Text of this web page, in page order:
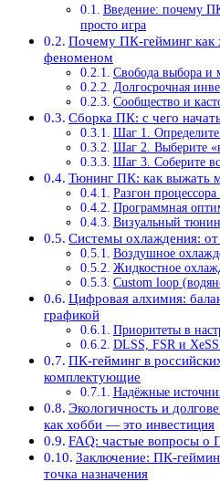
Введение: почему
просто игра
Почему ПК-гейминг как
феноменом
Свобода выбора и
Долгосрочная
Сообщество и
Сборка ПК: с чего
Шаг 1.
Шаг 2. Выберите
Шаг 3. Соберите
Тюнинг ПК: как выжать
Разгон
Программная
Визуальный
Системы охлаждения:
Воздушное
Жидкостное
Custom loop
Цифровая алхимия:
графикой
Приоритеты в
DLSS, FSR и
ПК-гейминг в
комплектующие
Надёжные
Экологичность и
как хобби — это инвестиция
FAQ: частые вопросы о
Заключение: ПК-
точка назначения